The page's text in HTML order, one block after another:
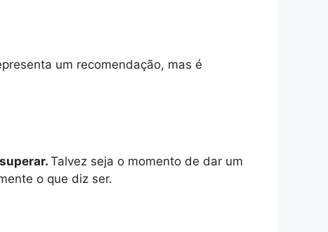
um recomendação, mas é
Talvez seja o momento de dar um
o que diz ser.